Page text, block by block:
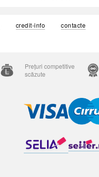
credit-info contacte
Prețuri competitive
scăzute